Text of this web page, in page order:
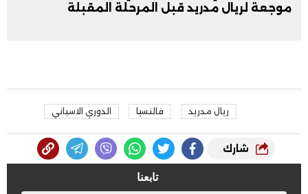
موجعة لريال مدريد قبل المرحلة المقبلة
ريال مدريد فالنسيا الدوري الاسباني
شارك
تابعنا